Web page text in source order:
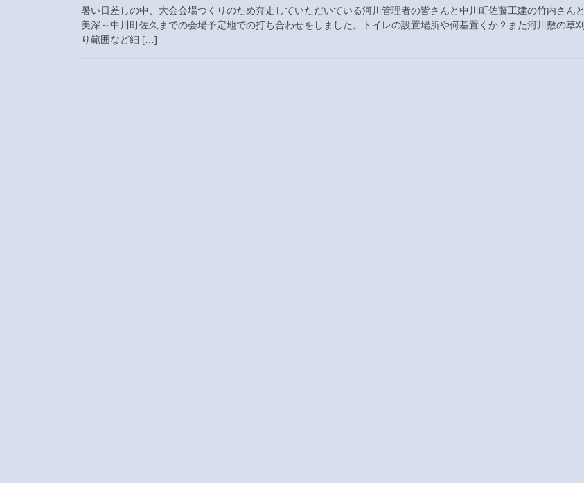
暑い日差しの中、大会会場つくりのため奔走していただいている河川管理者の皆さんと中川町佐藤工建の竹内さんと
美深～中川町佐久までの会場予定地での打ち合わせをしました。トイレの設置場所や何基置くか？また河川敷の草刈
り範囲など細 […]